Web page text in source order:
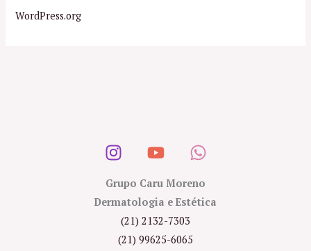
WordPress.org
Grupo Caru Moreno
Dermatologia e Estética
(21) 2132-7303
(21) 99625-6065